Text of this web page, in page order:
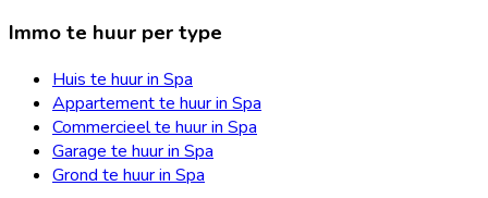
Immo te huur per type
Huis te huur in Spa
Appartement te huur in Spa
Commercieel te huur in Spa
Garage te huur in Spa
Grond te huur in Spa